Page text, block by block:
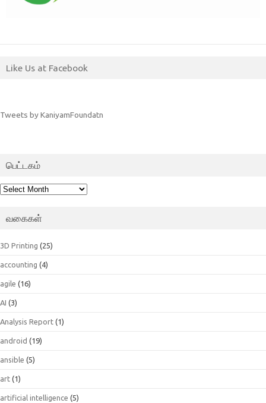
Like Us at Facebook
Tweets by KaniyamFoundatn
பெட்டகம்
பெட்டகம்
வகைகள்
3D Printing (25)
accounting (4)
agile (16)
AI (3)
Analysis Report (1)
android (19)
ansible (5)
art (1)
artificial intelligence (5)